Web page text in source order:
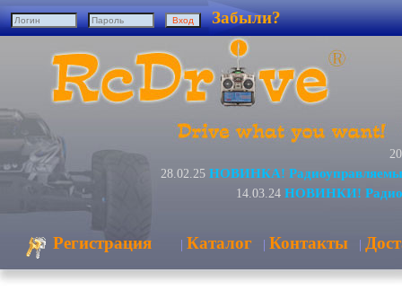
Забыли?
28.02.25 НОВИНКА!
14.03.24 НОВИНКИ!
Регистрация | Каталог | Контакты |